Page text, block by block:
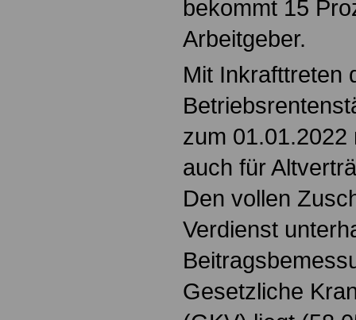
bekommt 15
Arbeitgeber.
Mit Inkrafttreten
zum
auch für
Den vollen
Verdienst
Gesetzliche